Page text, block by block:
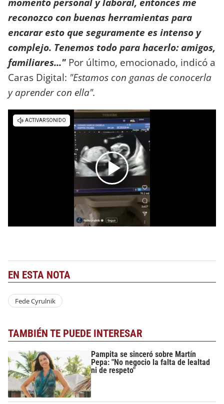
reconozco con buenas herramientas para
encarar esto que seguramente es intenso y
complejo. Tenemos todo para hacerlo: amigos,
familiares..." Por último, emocionado, indicó a
Caras Digital: "Estamos con ganas de conocerla
y aprender con ella".
EN ESTA NOTA
Fede Cyrulnik
TAMBIÉN TE PUEDE INTERESAR
Pampita se sinceró sobre Martín
Pepa: "No negocio la falta de lealtad
ni de respeto"